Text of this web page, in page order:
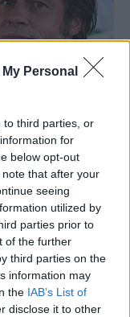
Personal
to third parties, or
for
below opt-out
that after your
seeing
utilized by
parties prior to
of the further
third parties on the
information may
the IAB’s List of
disclose it to other